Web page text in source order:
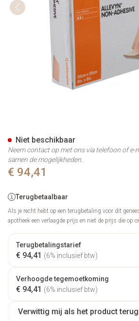
€ 94,41
Terugbetaalbaar
Als je recht hebt op een terugbetaling voor dit
apotheek een verlaagde prijs en niet de prijs die op
Terugbetalingstarief
€ 94,41 (6% inclusief btw)
Verhoogde tegemoetkoming
€ 94,41 (6% inclusief btw)
Verwittig mij als het product
Niet beschikbaar
Neem contact op met ons via telefoon of e-
samen de mogelijkheden.